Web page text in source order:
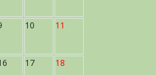
10 11
17 18